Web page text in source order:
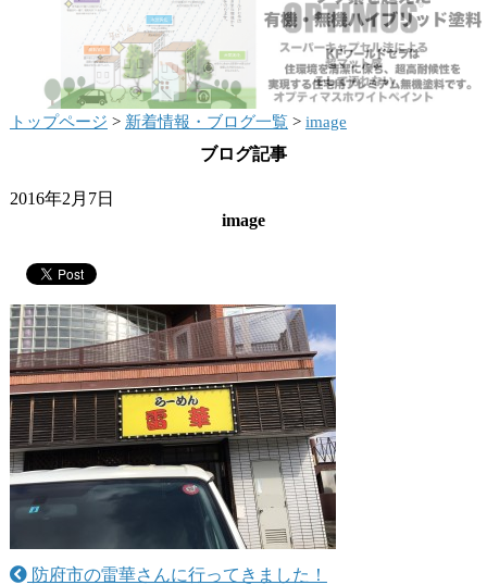
トップページ > 新着情報・ブログ一覧> image
ブログ記事
2016年2月7日
image
防府市の雷華さんに行ってきました！